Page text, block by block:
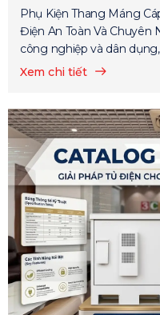
Phụ Kiện Thang Máng
Điện An Toàn Và Chuyên
công nghiệp và dân
Xem chi tiết